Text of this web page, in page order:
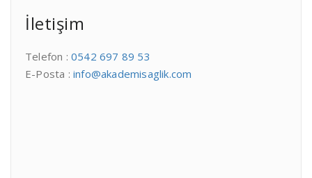
İletişim
Telefon : 0542 697 89 53
E-Posta : info@akademisaglik.com